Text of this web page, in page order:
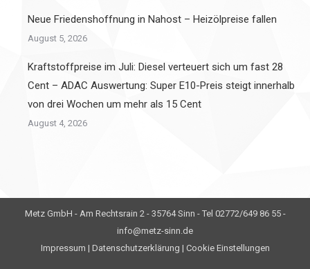
Neue Friedenshoffnung in Nahost – Heizölpreise fallen
August 5, 2026
Kraftstoffpreise im Juli: Diesel verteuert sich um fast 28
Cent – ADAC Auswertung: Super E10-Preis steigt innerhalb
von drei Wochen um mehr als 15 Cent
August 4, 2026
Metz GmbH - Am Rechtsrain 2 - 35764 Sinn - Tel 02772/649 86 55 -
info@metz-sinn.de
Impressum | Datenschutzerklärung | Cookie Einstellungen